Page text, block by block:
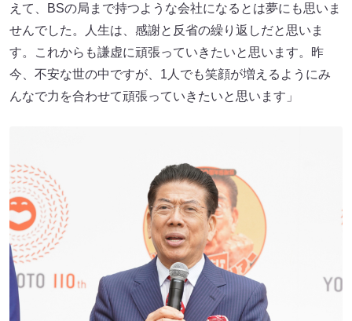
えて、BSの局まで持つような会社になるとは夢にも思いま
せんでした。人生は、感謝と反省の繰り返しだと思いま
す。これからも謙虚に頑張っていきたいと思います。昨
今、不安な世の中ですが、1人でも笑顔が増えるようにみ
んなで力を合わせて頑張っていきたいと思います」